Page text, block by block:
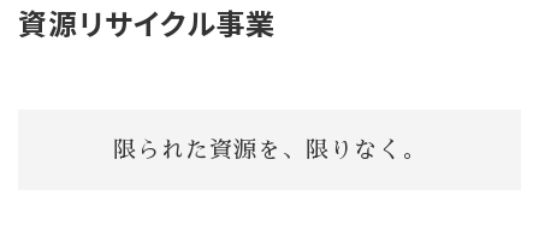
源
電
ル
動
網
棄
資源リサイクル事業
限られた資源を、限りなく。